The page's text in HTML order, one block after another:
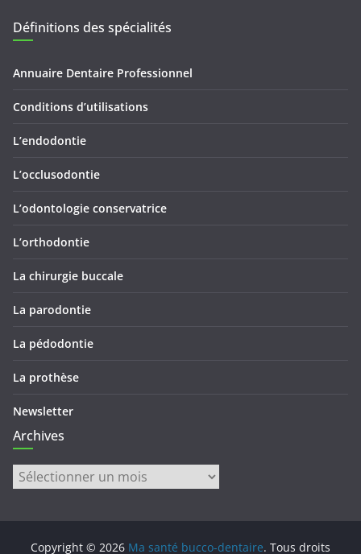
Définitions des spécialités
Annuaire Dentaire Professionnel
Conditions d’utilisations
L’endodontie
L’occlusodontie
L’odontologie conservatrice
L’orthodontie
La chirurgie buccale
La parodontie
La pédodontie
La prothèse
Newsletter
Archives
Archives
Copyright © 2026 Ma santé bucco-dentaire. Tous droits